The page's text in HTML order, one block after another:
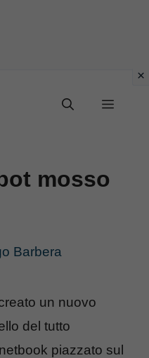
Menu
mosso
Barbera
un nuovo
del tutto
piazzato sul